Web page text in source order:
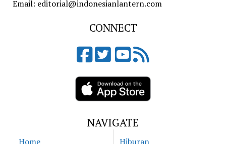
Email: editorial@indonesianlantern.com
CONNECT
NAVIGATE
Home Hiburan